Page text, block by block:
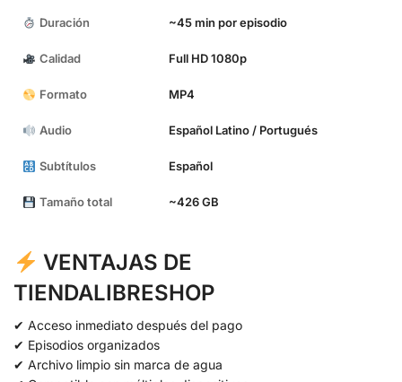
Duración ~45 min por episodio
Calidad Full HD 1080p
Formato MP4
Audio Español Latino / Portugués
Subtítulos Español
Tamaño total ~426 GB
VENTAJAS DE
TIENDALIBRESHOP
✔ Acceso inmediato después del pago
✔ Episodios organizados
✔ Archivo limpio sin marca de agua